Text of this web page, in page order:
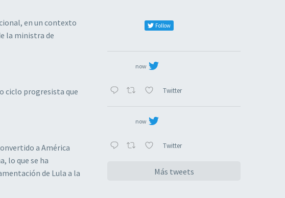
en un contexto
la ministra de
ciclo progresista que
a América
lo que se ha
de Lula a la
Follow
now
Twitter
now
Twitter
Más tweets